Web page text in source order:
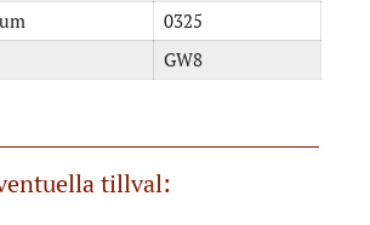
0325
GW8
tillval: